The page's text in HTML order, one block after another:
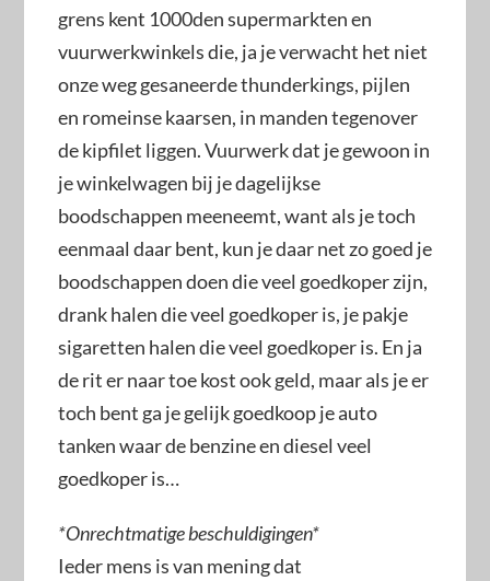
grens kent 1000den supermarkten en
vuurwerkwinkels die, ja je verwacht het niet
onze weg gesaneerde thunderkings, pijlen
en romeinse kaarsen, in manden tegenover
de kipfilet liggen. Vuurwerk dat je gewoon in
je winkelwagen bij je dagelijkse
boodschappen meeneemt, want als je toch
eenmaal daar bent, kun je daar net zo goed je
boodschappen doen die veel goedkoper zijn,
drank halen die veel goedkoper is, je pakje
sigaretten halen die veel goedkoper is. En ja
de rit er naar toe kost ook geld, maar als je er
toch bent ga je gelijk goedkoop je auto
tanken waar de benzine en diesel veel
goedkoper is…
*Onrechtmatige beschuldigingen*
Ieder mens is van mening dat